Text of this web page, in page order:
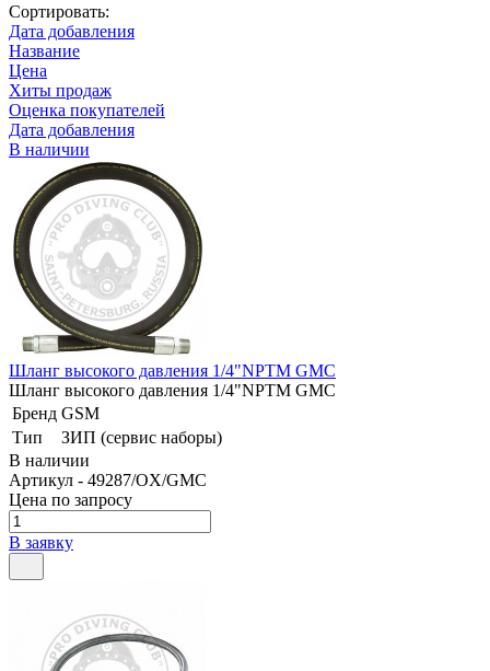
Сортировать:
Дата добавления
Название
Цена
Хиты продаж
Оценка покупателей
Дата добавления
В наличии
Шланг высокого давления 1/4"NPTM GMC
Шланг высокого давления 1/4"NPTM GMC
Бренд GSM
Тип
ЗИП (сервис наборы)
В наличии
Артикул - 49287/OX/GMC
Цена по запросу
В заявку